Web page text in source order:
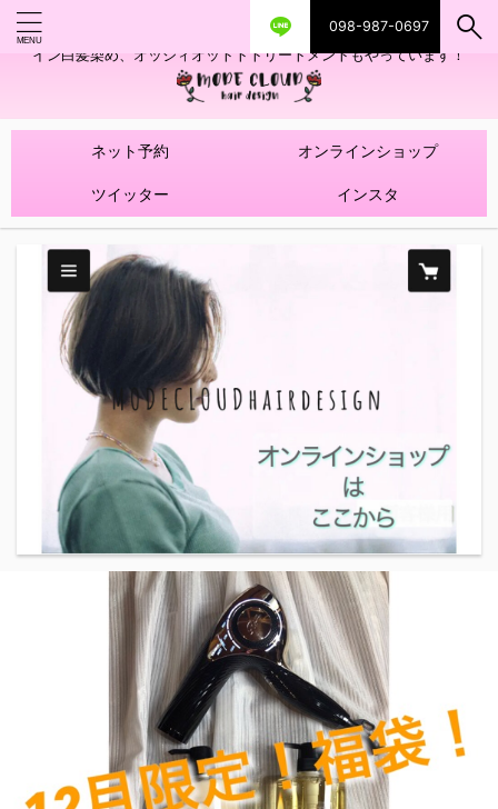
098-987-0697
艶ツヤヘアカラー！髪質改善トリートメントやハイライトを使ったデザ
イン白髪染め、オッジィオットトトリートメントもやっています！
ネット予約 オンラインショップ
ツイッター インスタ